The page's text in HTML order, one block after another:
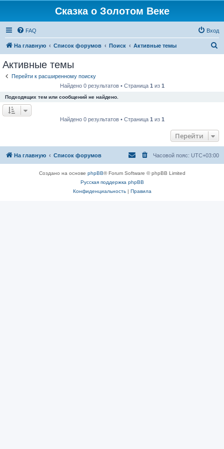
Сказка о Золотом Веке
FAQ Вход
На главную Список форумов Поиск Активные темы
Активные темы
Перейти к расширенному поиску
Найдено 0 результатов • Страница 1 из 1
Подходящих тем или сообщений не найдено.
Найдено 0 результатов • Страница 1 из 1
Перейти
На главную Список форумов Часовой пояс: UTC+03:00
Создано на основе phpBB® Forum Software © phpBB Limited
Русская поддержка phpBB
Конфиденциальность| Правила